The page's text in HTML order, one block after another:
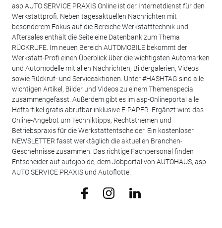
asp AUTO SERVICE PRAXIS Online ist der Internetdienst für den
Werkstattprofi. Neben tagesaktuellen Nachrichten mit
besonderem Fokus auf die Bereiche Werkstatttechnik und
Aftersales enthält die Seite eine Datenbank zum Thema
RÜCKRUFE. Im neuen Bereich AUTOMOBILE bekommt der
Werkstatt-Profi einen Überblick über die wichtigsten Automarken
und Automodelle mit allen Nachrichten, Bildergalerien, Videos
sowie Rückruf- und Serviceaktionen. Unter #HASHTAG sind alle
wichtigen Artikel, Bilder und Videos zu einem Themenspecial
zusammengefasst. Außerdem gibt es im asp-Onlineportal alle
Heftartikel gratis abrufbar inklusive E-PAPER. Ergänzt wird das
Online-Angebot um Techniktipps, Rechtsthemen und
Betriebspraxis für die Werkstattentscheider. Ein kostenloser
NEWSLETTER fasst werktäglich die aktuellen Branchen-
Geschehnisse zusammen. Das richtige Fachpersonal finden
Entscheider auf autojob.de, dem Jobportal von AUTOHAUS, asp
AUTO SERVICE PRAXIS und Autoflotte.